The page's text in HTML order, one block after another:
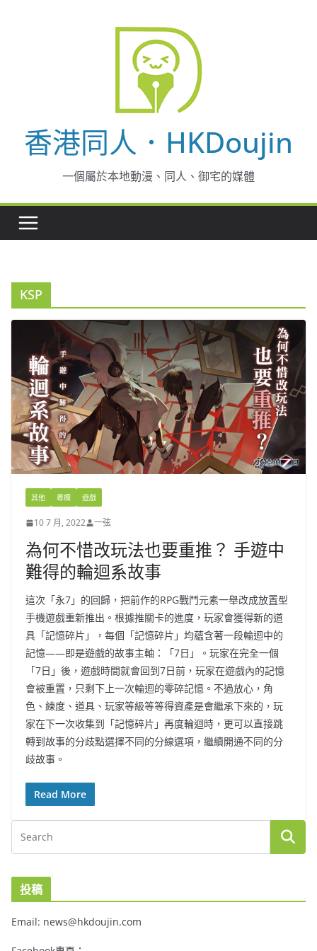
香港同人．HKDoujin
一個屬於本地動漫、同人、御宅的媒體
KSP
其他 專欄 遊戲
10 7 月, 2022 一弦
為何不惜改玩法也要重推？ 手遊中
難得的輪迴系故事
這次「永7」的回歸，把前作的RPG戰鬥元素一舉改成放置型
手機遊戲重新推出。根據推關卡的進度，玩家會獲得新的道
具「記憶碎片」，每個「記憶碎片」均蘊含著一段輪迴中的
記憶——即是遊戲的故事主軸：「7日」。玩家在完全一個
「7日」後，遊戲時間就會回到7日前，玩家在遊戲內的記憶
會被重置，只剩下上一次輪迴的零碎記憶。不過放心，角
色、練度、道具、玩家等級等等得資產是會繼承下來的，玩
家在下一次收集到「記憶碎片」再度輪迴時，更可以直接跳
轉到故事的分歧點選擇不同的分線選項，繼續開通不同的分
歧故事。
Read More
投稿
Email: news@hkdoujin.com